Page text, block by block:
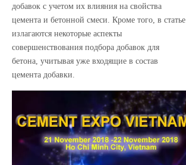
добавок с учетом их влияния на свойства
цемента и бетонной смеси. Кроме того, в статье
излагаются некоторые аспекты
совершенствования подбора добавок для
бетона, учитывая уже входящие в состав
цемента добавки.